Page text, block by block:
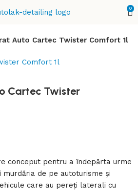
0
Auto Cartec Twister Comfort 1l
Cartec Twister
conceput pentru a îndepărta urme
de pe autoturisme și
care au pereți laterali cu